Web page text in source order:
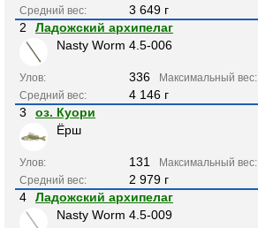
Средний вес:
3 649 г
2
Ладожский архипелаг
Nasty Worm 4.5-006
Улов: 336 Максимальный вес:
Средний вес:
4 146 г
3
оз. Куори
Ёрш
Улов: 131 Максимальный вес:
Средний вес:
2 979 г
4
Ладожский архипелаг
Nasty Worm 4.5-009